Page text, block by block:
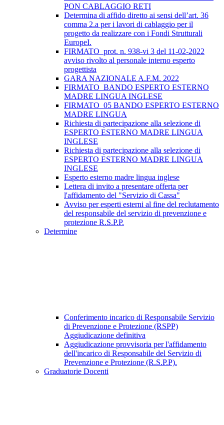
PON CABLAGGIO RETI
Determina di affido diretto ai sensi dell’art. 36
comma 2.a per i lavori di cablaggio per il
progetto da realizzare con i Fondi Strutturali
EuropeI.
FIRMATO_prot. n. 938-vi 3 del 11-02-2022
avviso rivolto al personale interno esperto
progettista
GARA NAZIONALE A.F.M. 2022
FIRMATO_BANDO ESPERTO ESTERNO
MADRE LINGUA INGLESE
FIRMATO_05 BANDO ESPERTO ESTERNO
MADRE LINGUA
Richiesta di partecipazione alla selezione di
ESPERTO ESTERNO MADRE LINGUA
INGLESE
Richiesta di partecipazione alla selezione di
ESPERTO ESTERNO MADRE LINGUA
INGLESE
Esperto esterno madre lingua inglese
Lettera di invito a presentare offerta per
l'affidamento del "Servizio di Cassa"
Avviso per esperti esterni al fine del reclutamento
del responsabile del servizio di prevenzione e
protezione R.S.P.P.
Determine
Conferimento incarico di Responsabile Servizio
di Prevenzione e Protezione (RSPP)
Aggiudicazione definitiva
Aggiudicazione provvisoria per l'affidamento
dell'incarico di Responsabile del Servizio di
Prevenzione e Protezione (R.S.P.P).
Graduatorie Docenti